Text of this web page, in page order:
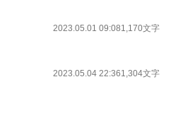
2023.05.01 09:081,170文字
2023.05.04 22:361,304文字